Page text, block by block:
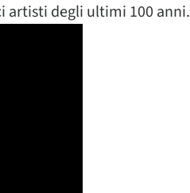
artisti degli ultimi 100 anni.